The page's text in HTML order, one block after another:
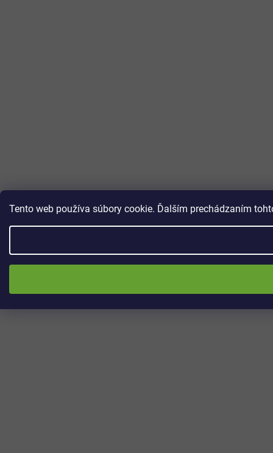
Tento web používa súbory cookie. Ďalším prechádzaním